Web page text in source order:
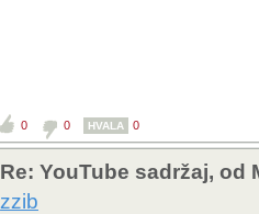
zapis - pohranjivanje
podata u memoriji od
okreneš,
0 0 HVALA 0
Re: YouTube sadržaj, od
zzib